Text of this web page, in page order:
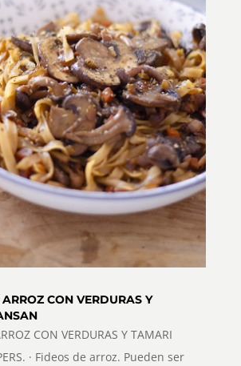
CON VERDURAS Y
CON VERDURAS Y TAMARI
· Fideos de arroz. Pueden ser